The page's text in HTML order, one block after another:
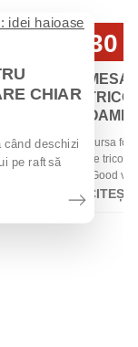
CHIAR
când deschizi
pe raft să
30
Sursa
de
„Good